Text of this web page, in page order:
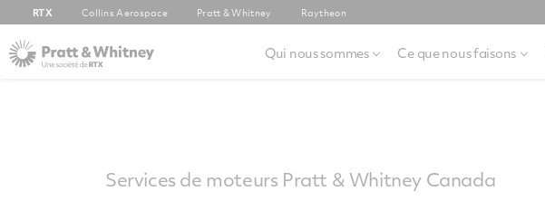
RTX Collins Aerospace Pratt & Whitney Raytheon
Qui nous sommes Ce que nous faisons
Services de moteurs Pratt & Whitney Canada